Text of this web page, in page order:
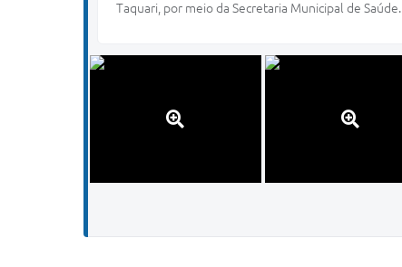
Taquari, por meio da Secretaria Municipal de Saúde.